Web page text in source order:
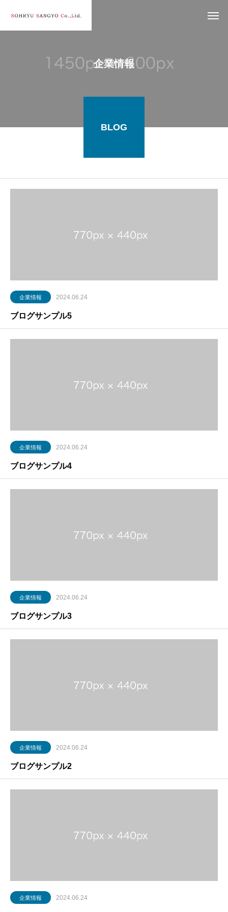
企業情報
BLOG
企業情報 2024.06.24
ブログサンプル5
企業情報 2024.06.24
ブログサンプル4
企業情報 2024.06.24
ブログサンプル3
企業情報 2024.06.24
ブログサンプル2
企業情報 2024.06.24